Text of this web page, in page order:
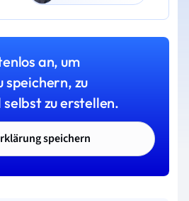
an, um
zu
zu erstellen.
speichern